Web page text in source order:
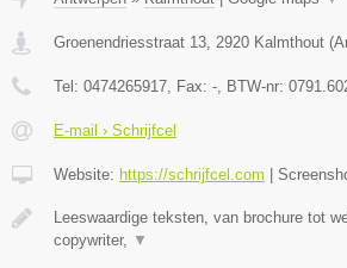
Groenendriesstraat 13, 2920 Kalmthout (
Tel: 0474265917, Fax: -, BTW-nr:
E-mail › Schrijfcel
Website: https://schrijfcel.com
Leeswaardige teksten, van brochure tot
copywriter, ▼